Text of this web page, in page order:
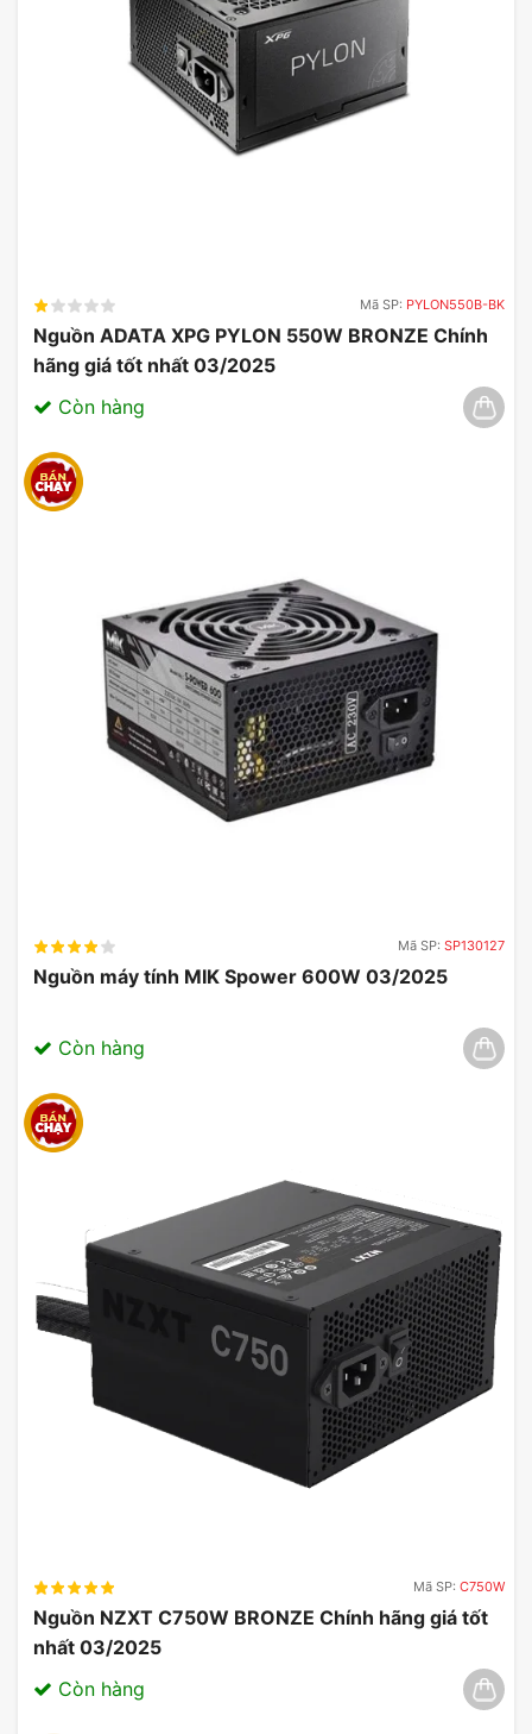
Mã SP: PYLON550B-BK
Nguồn ADATA XPG PYLON 550W BRONZE Chính
hãng giá tốt nhất 03/2025
Còn hàng
Mã SP: SP130127
Nguồn máy tính MIK Spower 600W 03/2025
Còn hàng
Mã SP: C750W
Nguồn NZXT C750W BRONZE Chính hãng giá tốt
nhất 03/2025
Còn hàng